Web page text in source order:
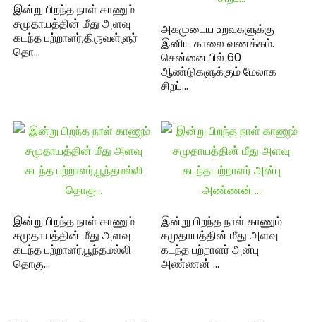
இன்று பிறந்த நாள் காணும்
சமுதாயத்தின் மீது அளவு
கடந்த பற்றாளர்,திருவள்ளுர்
தொ…
அகமுடைய உறவுகளுக்கு
இனிய காலை வணக்கம்.
சென்னையில் 60
ஆண்டுகளுக்கும் மேலாக
சிறப்…
இன்று பிறந்த நாள் காணும்
சமுதாயத்தின் மீது அளவு
கடந்த பற்றாளர்,பூந்தமல்லி
தொகு…
இன்று பிறந்த நாள் காணும்
சமுதாயத்தின் மீது அளவு
கடந்த பற்றாளர் அன்பு
அண்ணன் …